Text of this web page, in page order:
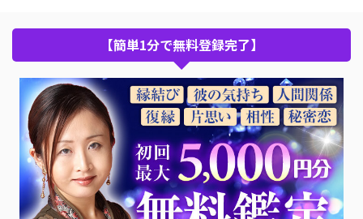
【簡単1分で無料登録完了】